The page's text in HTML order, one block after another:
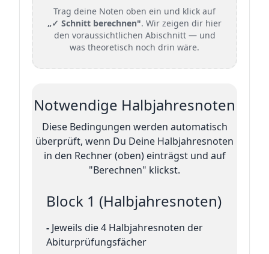
Trag deine Noten oben ein und klick auf
„✓ Schnitt berechnen". Wir zeigen dir hier
den voraussichtlichen Abischnitt — und
was theoretisch noch drin wäre.
Notwendige Halbjahresnoten
Diese Bedingungen werden automatisch
überprüft, wenn Du Deine Halbjahresnoten
in den Rechner (oben) einträgst und auf
"Berechnen" klickst.
Block 1 (Halbjahresnoten)
- Jeweils die 4 Halbjahresnoten der
Abiturprüfungsfächer